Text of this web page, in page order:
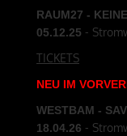
RAUM27 -
05.12.25 -
TICKETS
NEU IM
WESTBAM -
18.04.26 -